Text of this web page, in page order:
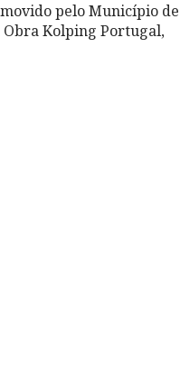
pelo Município de
Obra Kolping Portugal,